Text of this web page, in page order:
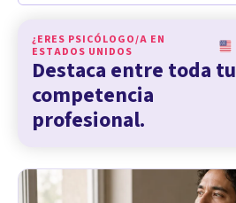
¿ERES PSICÓLOGO/A EN
ESTADOS UNIDOS
Destaca entre toda tu
competencia
profesional.